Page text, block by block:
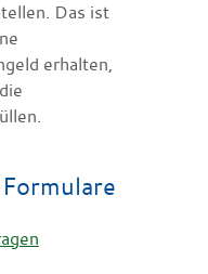
Das ist
erhalten,